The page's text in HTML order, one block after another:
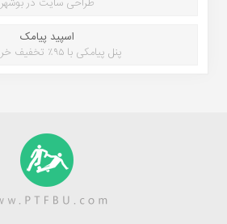
اسپید پیامک
پنل پیامکی با ۹۵٪ تخفیف خرید پنل